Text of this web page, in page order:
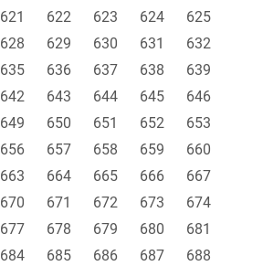
621 622 623 624
625
628 629 630 631
632
635 636 637 638
639
642 643 644 645
646
649 650 651 652
653
656 657 658 659
660
663 664 665 666
667
670 671 672 673
674
677 678 679 680
681
684 685 686 687
688